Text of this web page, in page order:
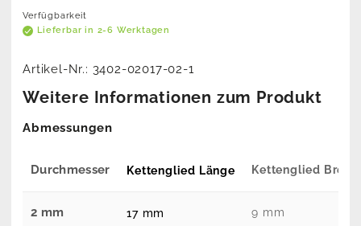
Verfügbarkeit
Lieferbar in 2-6 Werktagen
Artikel-Nr.: 3402-02017-02-1
Weitere Informationen zum Produkt
Abmessungen
Durchmesser Kettenglied Länge Kettenglied Breite
2 mm 17 mm 9 mm